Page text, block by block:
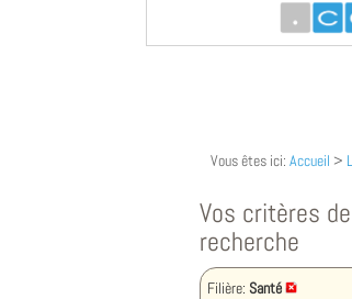
Vous êtes ici: Accueil >
Vos critères de
recherche
Filière: Santé